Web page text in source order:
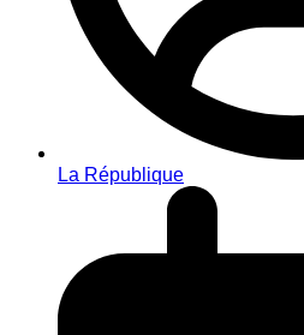
La République